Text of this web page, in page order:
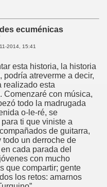
ecuménicas
2014, 15:41
esta historia, la historia
atreverme a decir,
realizado esta
Comenzaré con música,
todo la madrugada
o-le-ré, se
ti que viniste a
de guitarra,
un derroche de
cada parada del
con mucho
que compartir; gente
los retos: amarnos